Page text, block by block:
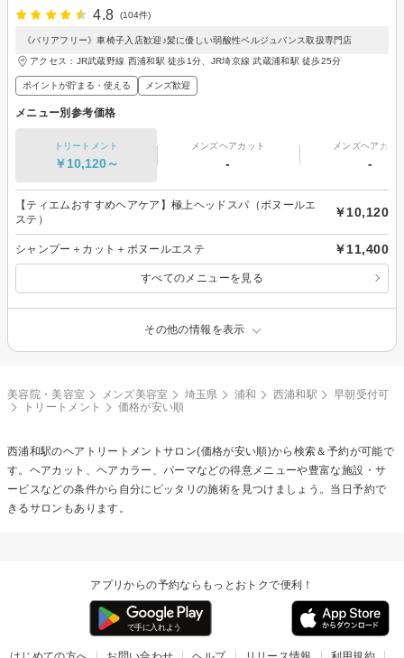
4.8
(104件)
《バリアフリー》車椅子入店歓迎♪髪に優しい弱酸性ベルジュバンス取扱専門店
アクセス：JR武蔵野線 西浦和駅 徒歩1分、JR埼京線 武蔵浦和駅 徒歩25分
ポイントが貯まる・使える メンズ歓迎
メニュー別参考価格
トリートメント
￥10,120～
メンズヘアカット
-
メンズヘアカラ
-
【ティエムおすすめヘアケア】極上ヘッドスパ（ボヌールエ
ステ）
￥10,120
シャンプー＋カット＋ボヌールエステ ￥11,400
すべてのメニューを見る
その他の情報を表示
美容院・美容室 メンズ美容室 埼玉県 浦和 西浦和駅
早朝受付可
トリートメント
価格が安い順
西浦和駅のヘアトリートメントサロン(価格が安い順)から検索＆予約が可能で
す。ヘアカット、ヘアカラー、パーマなどの得意メニューや豊富な施設・サ
ービスなどの条件から自分にピッタリの施術を見つけましょう。当日予約で
きるサロンもあります。
アプリからの予約ならもっとおトクで便利！